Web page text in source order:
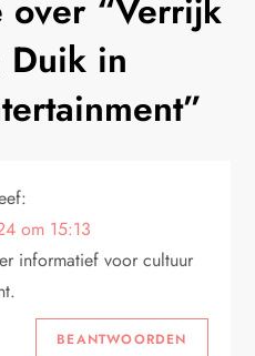
over “Verrijk
Duik in
”
om 15:13
informatief voor cultuur
BEANTWOORDEN